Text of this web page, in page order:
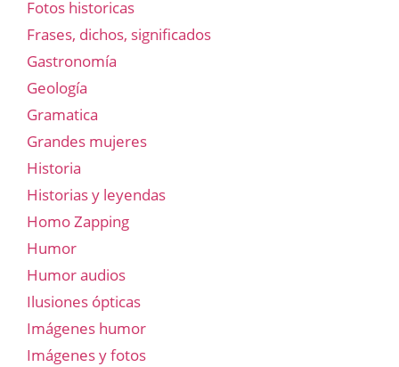
Fotos historicas
Frases, dichos, significados
Gastronomía
Geología
Gramatica
Grandes mujeres
Historia
Historias y leyendas
Homo Zapping
Humor
Humor audios
Ilusiones ópticas
Imágenes humor
Imágenes y fotos